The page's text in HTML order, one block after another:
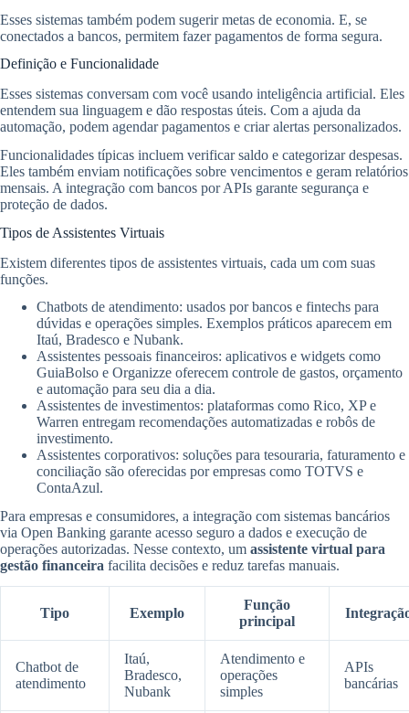
Esses sistemas também podem sugerir metas de economia. E, se
conectados a bancos, permitem fazer pagamentos de forma segura.
Definição e Funcionalidade
Esses sistemas conversam com você usando inteligência artificial. Eles
entendem sua linguagem e dão respostas úteis. Com a ajuda da
automação, podem agendar pagamentos e criar alertas personalizados.
Funcionalidades típicas incluem verificar saldo e categorizar despesas.
Eles também enviam notificações sobre vencimentos e geram relatórios
mensais. A integração com bancos por APIs garante segurança e
proteção de dados.
Tipos de Assistentes Virtuais
Existem diferentes tipos de assistentes virtuais, cada um com suas
funções.
Chatbots de atendimento: usados por bancos e fintechs para
dúvidas e operações simples. Exemplos práticos aparecem em
Itaú, Bradesco e Nubank.
Assistentes pessoais financeiros: aplicativos e widgets como
GuiaBolso e Organizze oferecem controle de gastos, orçamento
e automação para seu dia a dia.
Assistentes de investimentos: plataformas como Rico, XP e
Warren entregam recomendações automatizadas e robôs de
investimento.
Assistentes corporativos: soluções para tesouraria, faturamento e
conciliação são oferecidas por empresas como TOTVS e
ContaAzul.
Para empresas e consumidores, a integração com sistemas bancários
via Open Banking garante acesso seguro a dados e execução de
operações autorizadas. Nesse contexto, um assistente virtual para
gestão financeira facilita decisões e reduz tarefas manuais.
Tipo Exemplo
Função
principal
Chatbot de
atendimento
Itaú,
Bradesco,
Nubank
Atendimento e
operações
simples
APIs
bancárias